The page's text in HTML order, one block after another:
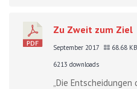
Zu Zweit zum Ziel
September 2017
68.68 KB
6213 downloads
„Die Entscheidungen